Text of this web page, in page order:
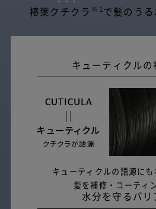
椿葉クチクラ ※1 で髪のう
キューティクルの
キューティクルの語源に
髪を補修・コーティ
水分を守るバリ